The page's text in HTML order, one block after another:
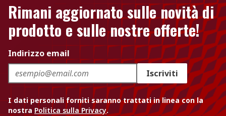
Rimani aggiornato sulle novità di
prodotto e sulle nostre offerte!
Indirizzo email
Iscriviti
I dati personali forniti saranno trattati in linea con la
nostra Politica sulla Privacy.